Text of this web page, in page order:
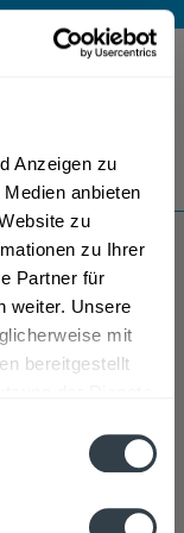
Anzeigen zu
anbieten
zu
zu Ihrer
Partner für
weiter. Unsere
mit
bereitgestellt
widerrufen
Datenschutzerklärung